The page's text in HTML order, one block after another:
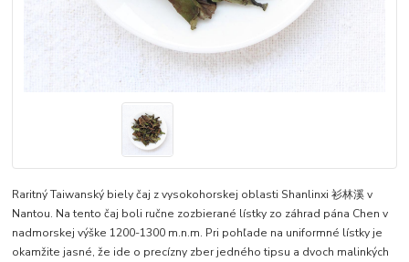
Raritný Taiwanský biely čaj z vysokohorskej oblasti Shanlinxi 衫林溪 v
Nantou. Na tento čaj boli ručne zozbierané lístky zo záhrad pána Chen v
nadmorskej výške 1200-1300 m.n.m. Pri pohľade na uniformné lístky je
okamžite jasné, že ide o precízny zber jedného tipsu a dvoch malinkých